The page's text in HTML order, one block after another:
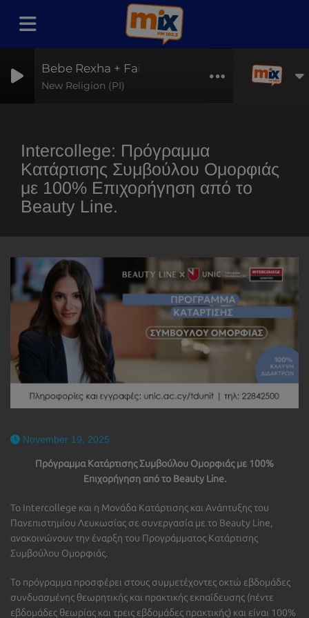
Bebe Rexha + Faithless
New Religion (PI)
Intercollege: Πρόγραμμα
Κατάρτισης Συμβούλου Ομορφιάς
με 100% Επιχορήγηση από το
Beauty Line.
November 19, 2025
Πρόγραμμα Κατάρτισης Συμβούλου Ομορφιάς με 100%
Επιχορήγηση από το Beauty Line.
Το Intercollege και η Μονάδα Κατάρτισης και Ανάπτυξης του
Πανεπιστημίου Λευκωσίας σε συνεργασία με το Beauty Line,
ανακοινώνουν την έναρξη του Προγράμματος Κατάρτισης
Συμβούλου Ομορφιάς.
Το πρόγραμμα προσφέρει στους συμμετέχοντες οκτώ εβδομάδες
συνδυασμένης θεωρητικής και πρακτικής εκπαίδευσης (πέντε
εβδομάδες θεωρίας και τρεις εβδομάδες πρακτικής) και είναι 100%